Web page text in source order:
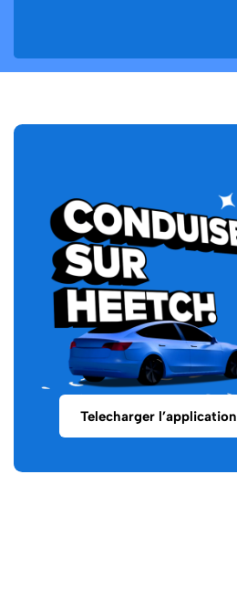
Telecharger l’application